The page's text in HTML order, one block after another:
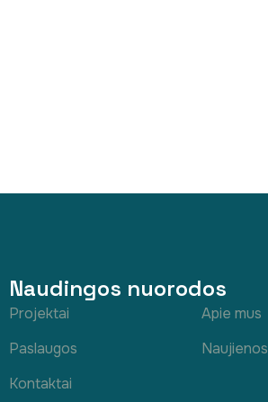
Naudingos nuorodos
Projektai
Paslaugos
Kontaktai
Apie mus
Naujienos